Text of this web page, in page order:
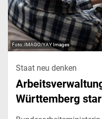
IMAGO/YAY Images
Staat neu denken
Württemberg